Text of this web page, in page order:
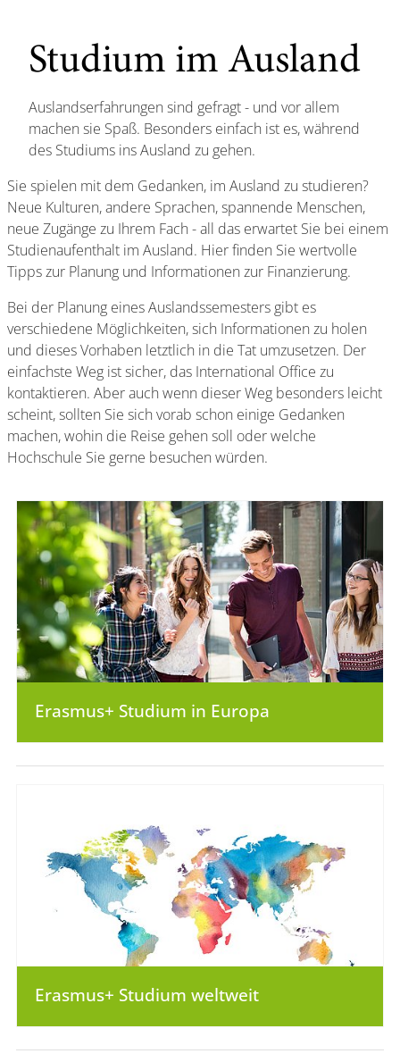
Studium im Ausland
Auslandserfahrungen sind gefragt - und vor allem
machen sie Spaß. Besonders einfach ist es, während
des Studiums ins Ausland zu gehen.
Sie spielen mit dem Gedanken, im Ausland zu studieren?
Neue Kulturen, andere Sprachen, spannende Menschen,
neue Zugänge zu Ihrem Fach - all das erwartet Sie bei einem
Studienaufenthalt im Ausland. Hier finden Sie wertvolle
Tipps zur Planung und Informationen zur Finanzierung.
Bei der Planung eines Auslandssemesters gibt es
verschiedene Möglichkeiten, sich Informationen zu holen
und dieses Vorhaben letztlich in die Tat umzusetzen. Der
einfachste Weg ist sicher, das International Office zu
kontaktieren. Aber auch wenn dieser Weg besonders leicht
scheint, sollten Sie sich vorab schon einige Gedanken
machen, wohin die Reise gehen soll oder welche
Hochschule Sie gerne besuchen würden.
Erasmus+ Studium in Europa
Erasmus+ Studium weltweit